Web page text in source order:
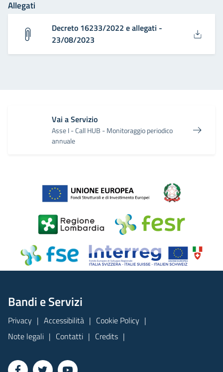
Allegati
Decreto 16233/2022 e allegati -
23/08/2023
Vai a Servizio
Asse I - Call HUB - Monitoraggio periodico
annuale
Bandi e Servizi
Privacy Accessibilità
Cookie Policy
Note legali
Contatti Credits